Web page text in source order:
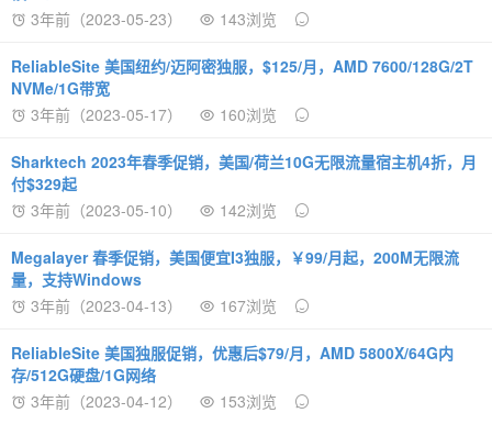
3年前（2023-05-23）
143浏览
ReliableSite 美国纽约/迈阿密独服，$125/月，AMD 7600/128G/2T
NVMe/1G带宽
3年前（2023-05-17）
160浏览
Sharktech 2023年春季促销，美国/荷兰10G无限流量宿主机4折，月
付$329起
3年前（2023-05-10）
142浏览
Megalayer 春季促销，美国便宜I3独服，￥99/月起，200M无限流
量，支持Windows
3年前（2023-04-13）
167浏览
ReliableSite 美国独服促销，优惠后$79/月，AMD 5800X/64G内
存/512G硬盘/1G网络
3年前（2023-04-12）
153浏览